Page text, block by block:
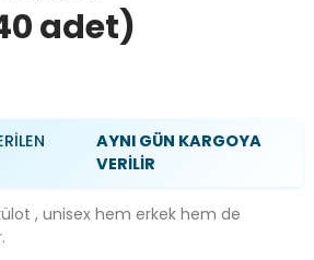
adet)
AYNI GÜN KARGOYA
VERİLİR
, unisex hem erkek hem de